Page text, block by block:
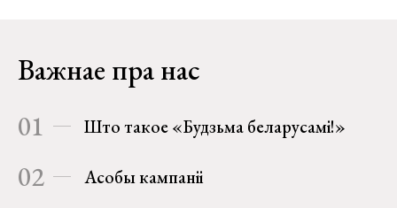
Важнае пра нас
01 Што такое «Будзьма беларусамі!»
02 Асобы кампаніі